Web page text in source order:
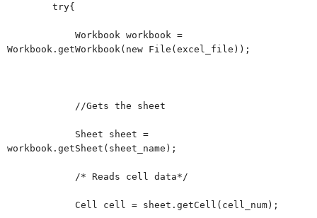
try{
Workbook workbook =
Workbook.getWorkbook(new File(excel_file));
//Gets the sheet
Sheet sheet =
workbook.getSheet(sheet_name);
/* Reads cell data*/
Cell cell = sheet.getCell(cell_num);